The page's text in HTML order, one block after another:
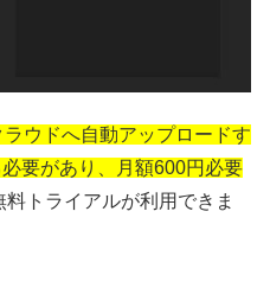
ラウドへ自動アップロードす
要があり、月額600円必要
トライアルが利用できま